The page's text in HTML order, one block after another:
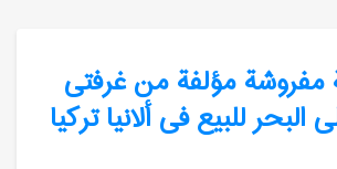
مؤلفة من غرفتی
للبیع فی ألانیا تركیا